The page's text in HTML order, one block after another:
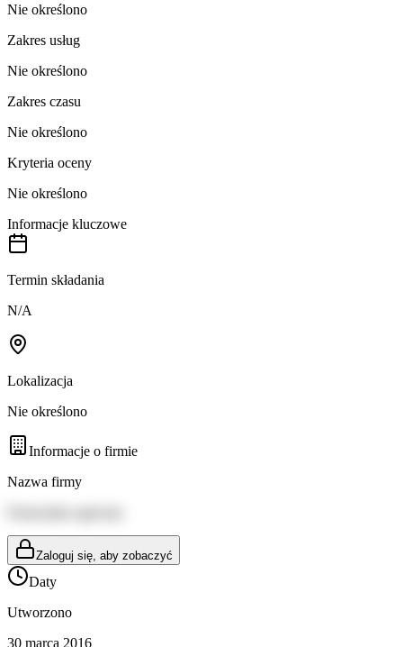
Nie określono
Zakres usług
Nie określono
Zakres czasu
Nie określono
Kryteria oceny
Nie określono
Informacje kluczowe
Termin składania
N/A
Lokalizacja
Nie określono
Informacje o firmie
Nazwa firmy
Zaloguj się, aby zobaczyć
Daty
Utworzono
30 marca 2016